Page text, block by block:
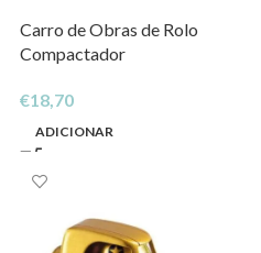
Carro de Obras de Rolo
Compactador
€18,70
ADICIONAR